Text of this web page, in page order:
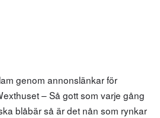
genom annonslänkar för
– Så gott som varje gång
blåbär så är det nån som rynkar